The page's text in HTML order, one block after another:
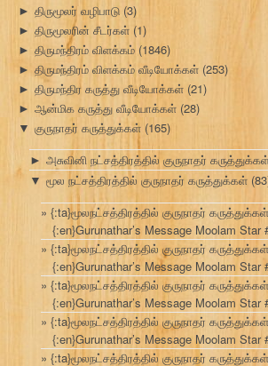
► திருமூலர் வழிபாடு (3)
► திருமூலரின் சீடர்கள் (1)
► திருமந்திரம் விளக்கம் (1846)
► திருமந்திரம் விளக்கம் வீடியோக்கள் (253)
► திருமந்திர கருத்து வீடியோக்கள் (21)
► ஆன்மிக கருத்து வீடியோக்கள் (28)
▼ குருநாதர் கருத்துக்கள் (165)
► அசுவினி நட்சத்திரத்தில் குருநாதர்
▼ மூல நட்சத்திரத்தில் குருநாதர் கருத்துக்கள்
{:ta}மூலநட்சத்திரத்தில் குருநாதர்
{:en}Gurunathar’s Message Moolam Star
{:ta}மூலநட்சத்திரத்தில் குருநாதர்
{:en}Gurunathar’s Message Moolam Star
{:ta}மூலநட்சத்திரத்தில் குருநாதர்
{:en}Gurunathar’s Message Moolam Star
{:ta}மூலநட்சத்திரத்தில் குருநாதர்
{:en}Gurunathar’s Message Moolam Star
{:ta}மூலநட்சத்திரத்தில் குருநாதர்